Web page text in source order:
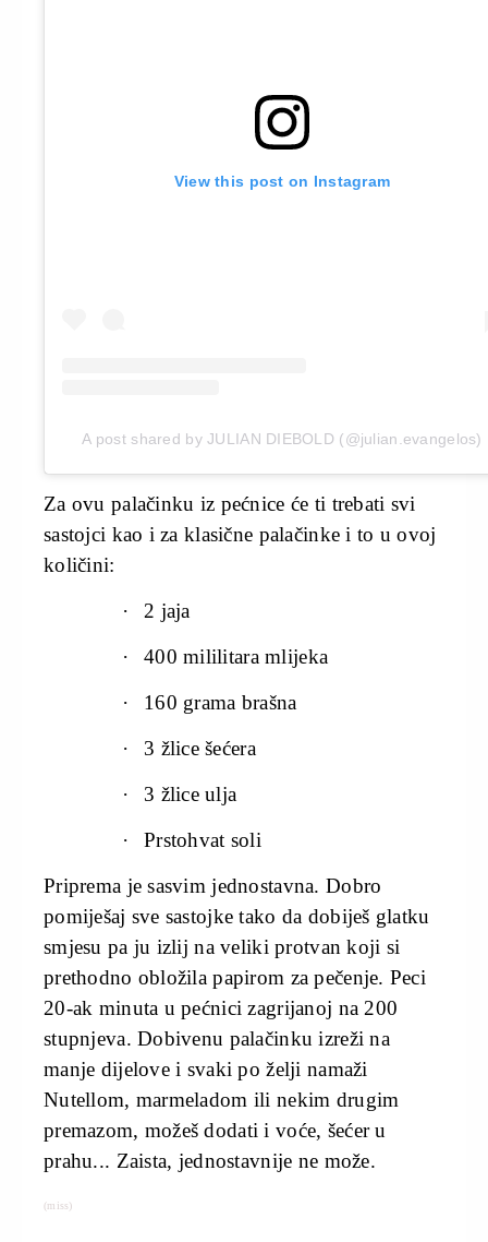
View this post on Instagram
A post shared by JULIAN DIEBOLD (@julian.evangelos)
Za ovu palačinku iz pećnice će ti trebati svi
sastojci kao i za klasične palačinke i to u ovoj
količini:
·
2 jaja
·
400 mililitara mlijeka
·
160 grama brašna
·
3 žlice šećera
·
3 žlice ulja
·
Prstohvat soli
Priprema je sasvim jednostavna. Dobro
pomiješaj sve sastojke tako da dobiješ glatku
smjesu pa ju izlij na veliki protvan koji si
prethodno obložila papirom za pečenje. Peci
20-ak minuta u pećnici zagrijanoj na 200
stupnjeva. Dobivenu palačinku izreži na
manje dijelove i svaki po želji namaži
Nutellom, marmeladom ili nekim drugim
premazom, možeš dodati i voće, šećer u
prahu... Zaista, jednostavnije ne može.
(miss)